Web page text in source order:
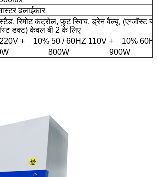
ढलाईकार
रिमोट कंट्रोल, फुट स्विच, ड्रेन वैल्यू, (एग्जॉस्ट
डक्ट) केवल बी 2 के लिए
+ _ 10% 50 / 60HZ 110V + _ 10%
800W 900W